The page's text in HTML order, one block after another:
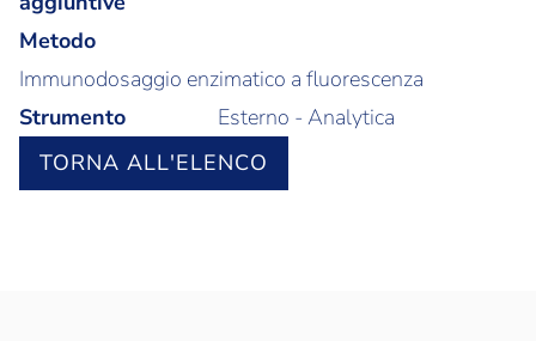
Metodo
Immunodosaggio enzimatico a fluorescenza
Strumento
Esterno - Analytica
TORNA ALL'ELENCO